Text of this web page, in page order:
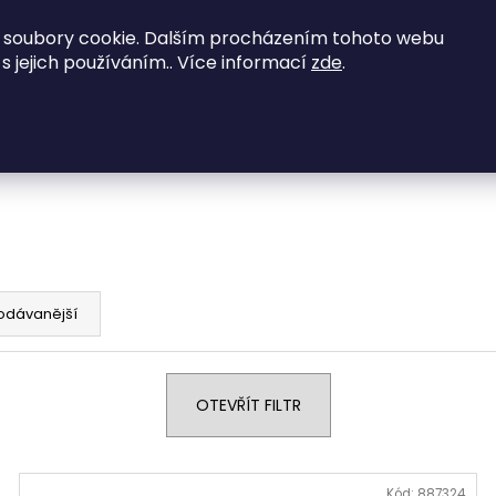
cookie. Dalším procházením tohoto webu
jejich používáním.. Více informací zde.
zajímavé nabídky - kontaktujte nás na
OTEVŘÍT FILTR
Doporučujeme